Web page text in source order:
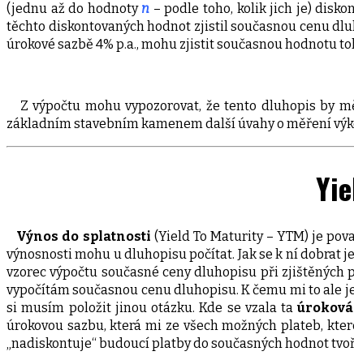
(jednu až do hodnoty n – podle toho, kolik jich je)
těchto diskontovaných hodnot zjistil současnou cenu
úrokové sazbě 4% p.a., mohu zjistit současnou hodnotu
Z výpočtu mohu vypozorovat, že tento dluhopis by
základním stavebním kamenem další úvahy o měření
Výnos do splatnosti (Yield To Maturity – YTM) je
výnosnosti mohu u dluhopisu počítat. Jak se k ní
vzorec výpočtu současné ceny dluhopisu při
vypočítám současnou cenu dluhopisu. K čemu mi to ale
si musím položit jinou otázku. Kde se vzala ta
úrokovou sazbu, která mi ze všech možných plateb,
„nadiskontuje“ budoucí platby do současných hodnot